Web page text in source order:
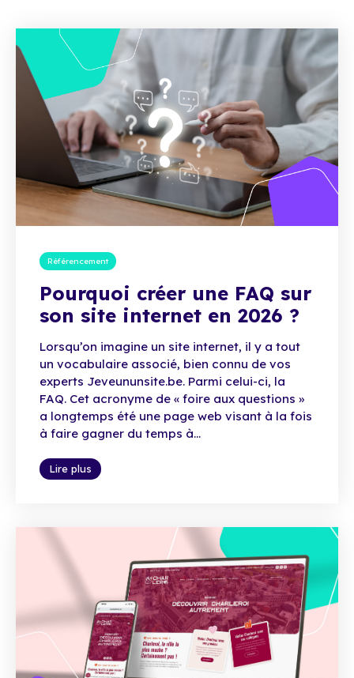
Référencement
Pourquoi créer une FAQ sur
son site internet en 2026 ?
Lorsqu’on imagine un site internet, il y a tout
un vocabulaire associé, bien connu de vos
experts Jeveununsite.be. Parmi celui-ci, la
FAQ. Cet acronyme de « foire aux questions »
a longtemps été une page web visant à la fois
à faire gagner du temps à...
Lire plus